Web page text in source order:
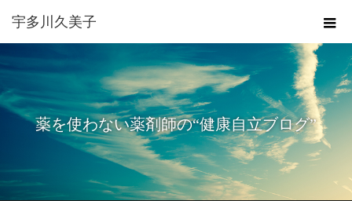
宇多川久美子
薬を使わない薬剤師の“健康自立ブログ”